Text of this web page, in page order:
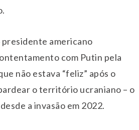
presidente americano
com Putin pela
não estava “feliz” após o
o território ucraniano – o
a invasão em 2022.